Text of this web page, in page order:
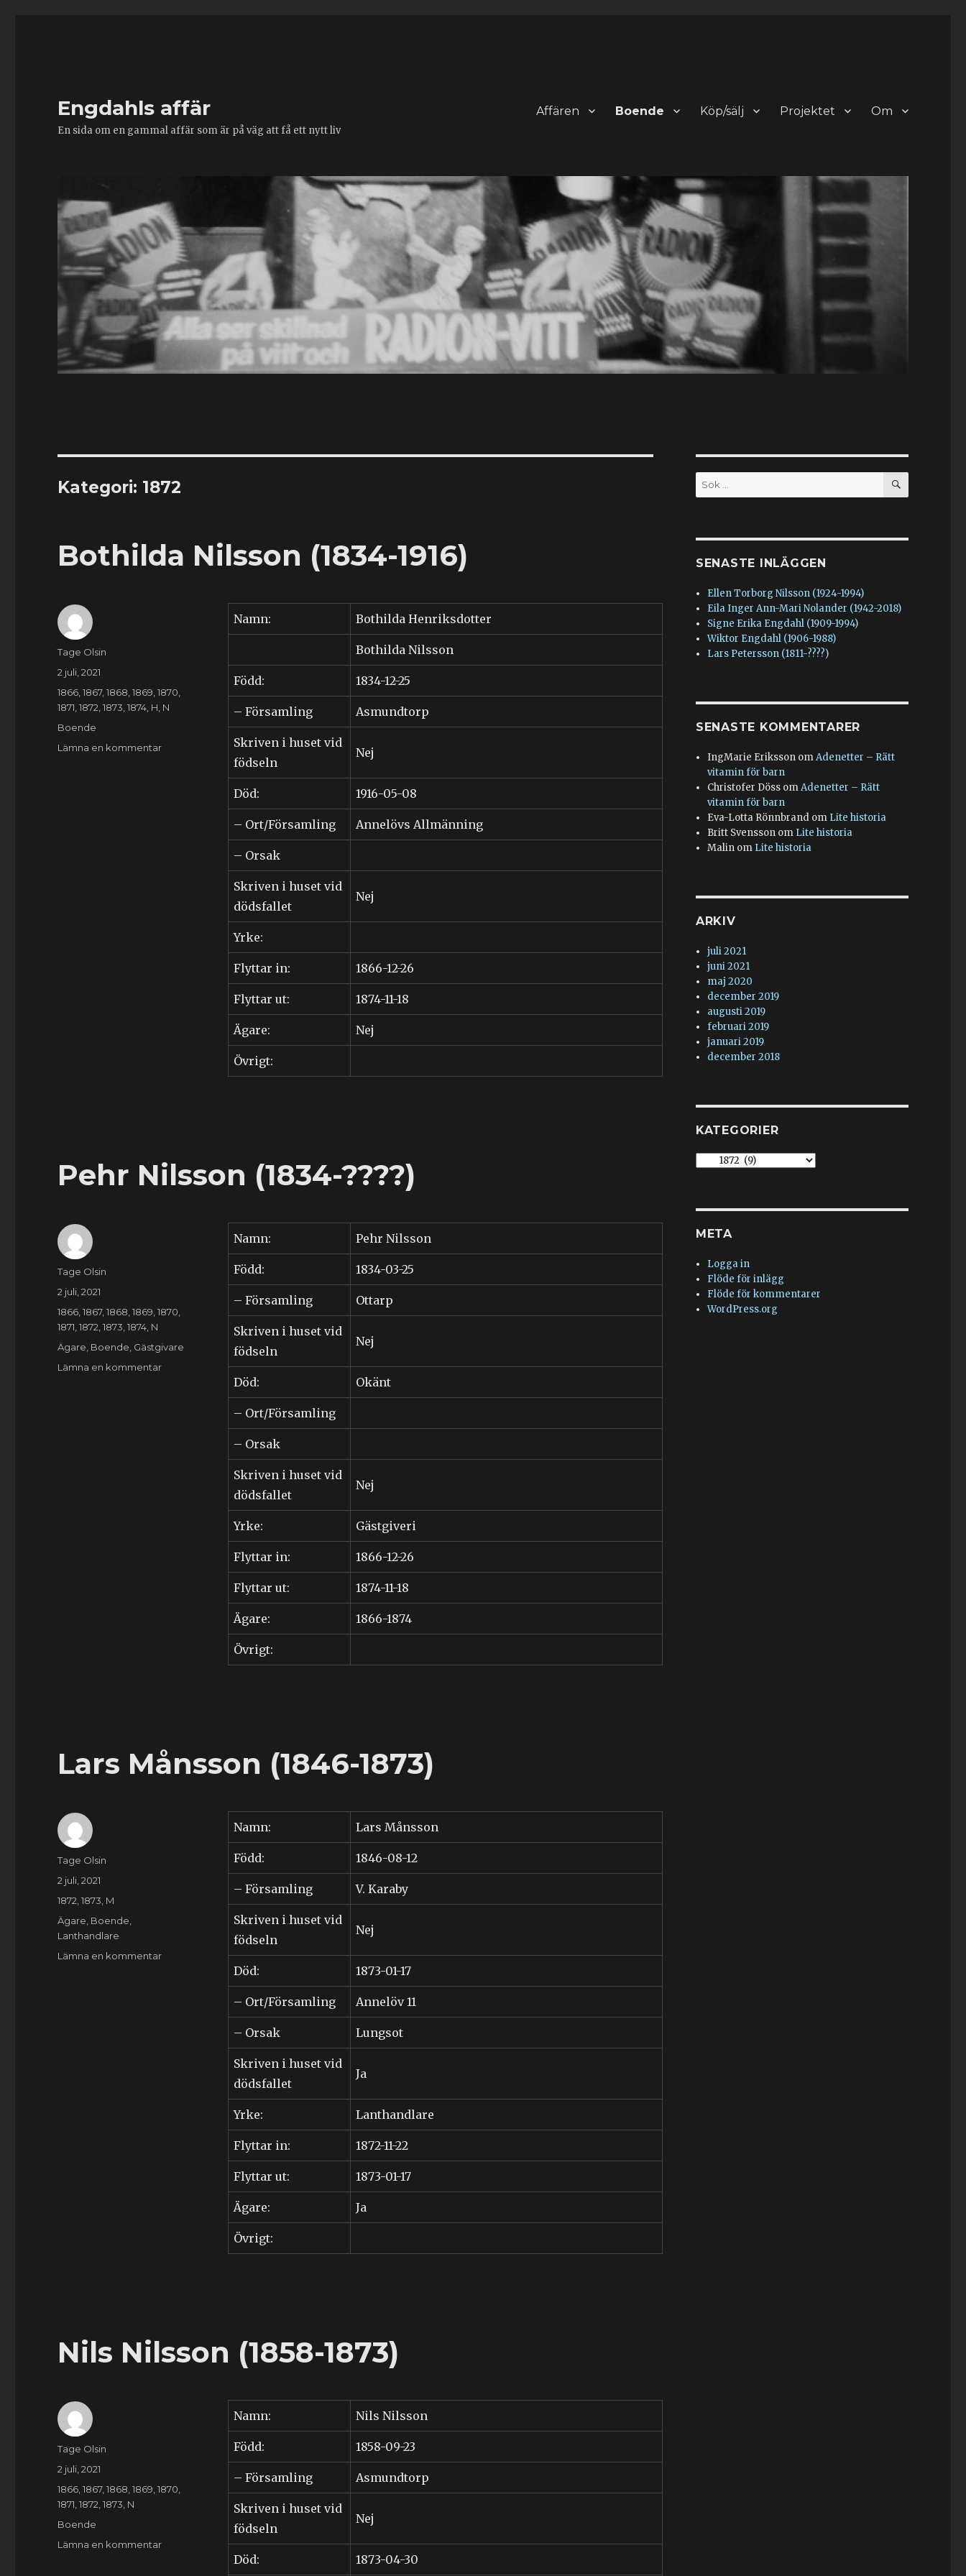
Engdahls affär
En sida om en gammal affär som är på väg att få ett nytt liv
Affären Boende Köp/sälj Projektet Om
Kategori: 1872
Bothilda Nilsson (1834-1916)
Namn: Bothilda Henriksdotter
Bothilda Nilsson
Född: 1834-12-25
– Församling Asmundtorp
Skriven i huset vid
födseln
Nej
Död: 1916-05-08
– Ort/Församling Annelövs Allmänning
– Orsak
Skriven i huset vid
dödsfallet
Nej
Yrke:
Flyttar in: 1866-12-26
Flyttar ut: 1874-11-18
Ägare: Nej
Övrigt:
Författare
Tage Olsin
Publicerat
2 juli, 2021
Kategorier
1866 ,1867,1868 ,1869 ,1870
1871 ,1872 ,1873 ,1874 H N
Etiketter
Boende
Lämna en kommentartill
Pehr Nilsson (1834-????)
Namn: Pehr Nilsson
Född: 1834-03-25
– Församling Ottarp
Skriven i huset vid
födseln
Nej
Död: Okänt
– Ort/Församling
– Orsak
Skriven i huset vid
dödsfallet
Nej
Yrke: Gästgiveri
Flyttar in: 1866-12-26
Flyttar ut: 1874-11-18
Ägare: 1866-1874
Övrigt:
Författare
Tage Olsin
Publicerat
2 juli, 2021
Kategorier
1866 ,1867,1868 ,1869 ,1870
1871 ,1872 ,1873 ,1874 N
Etiketter
Ägare Boende Gästgivare
Lämna en kommentartill
Lars Månsson (1846-1873)
Namn: Lars Månsson
Född: 1846-08-12
– Församling V. Karaby
Skriven i huset vid
födseln
Nej
Död: 1873-01-17
– Ort/Församling Annelöv 11
– Orsak Lungsot
Skriven i huset vid
dödsfallet
Ja
Yrke: Lanthandlare
Flyttar in: 1872-11-22
Flyttar ut: 1873-01-17
Ägare: Ja
Övrigt:
Författare
Tage Olsin
Publicerat
2 juli, 2021
Kategorier
1872 ,1873 M
Etiketter
Ägare Boende
Lanthandlare
Lämna en kommentartill
Nils Nilsson (1858-1873)
Namn: Nils Nilsson
Född: 1858-09-23
– Församling Asmundtorp
Skriven i huset vid
födseln
Nej
Död: 1873-04-30
Författare
Tage Olsin
Publicerat
2 juli, 2021
Kategorier
1866 ,1867,1868 ,1869 ,1870
1871 ,1872 ,1873 N
Etiketter
Boende
Lämna en kommentartill
Sök
efter:
SÖK
SENASTE INLÄGGEN
Ellen Torborg Nilsson (1924-1994)
Eila Inger Ann-Mari Nolander (1942-2018)
Signe Erika Engdahl (1909-1994)
Wiktor Engdahl (1906-1988)
Lars Petersson (1811-????)
SENASTE KOMMENTARER
IngMarie Eriksson omAdenetter – Rätt
vitamin för barn
Christofer Döss omAdenetter – Rätt
vitamin för barn
Eva-Lotta Rönnbrand om Lite historia
Britt Svensson om Lite historia
Malin om Lite historia
ARKIV
juli 2021
juni 2021
maj 2020
december 2019
augusti 2019
februari 2019
januari 2019
december 2018
KATEGORIER
Kategorier
META
Logga in
Flöde för inlägg
Flöde för kommentarer
WordPress.org